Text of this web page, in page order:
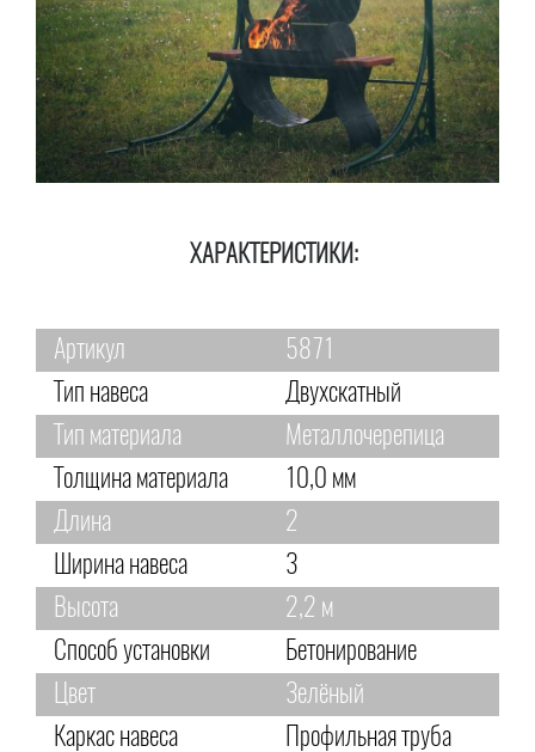
ХАРАКТЕРИСТИКИ:
Артикул
5871
Тип навеса
Двухскатный
Тип материала
Металлочерепица
Толщина материала
10,0 мм
Длина
2
Ширина навеса
3
Высота
2,2 м
Способ установки
Бетонирование
Цвет
Зелёный
Каркас навеса
Профильная труба